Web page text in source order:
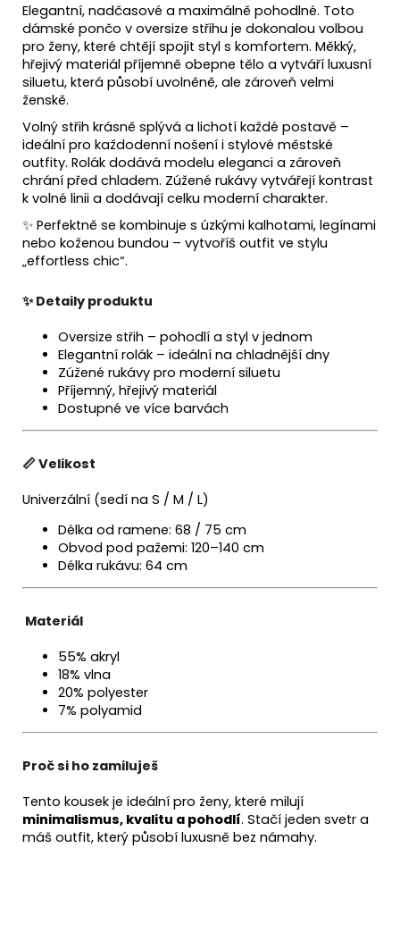
Elegantní, nadčasové a maximálně pohodlné. Toto
dámské pončo v oversize střihu je dokonalou volbou
pro ženy, které chtějí spojit styl s komfortem. Měkký,
hřejivý materiál příjemně obepne tělo a vytváří luxusní
siluetu, která působí uvolněně, ale zároveň velmi
ženskě.
Volný střih krásně splývá a lichotí každé postavě –
ideální pro každodenní nošení i stylové městské
outfity. Rolák dodává modelu eleganci a zároveň
chrání před chladem. Zúžené rukávy vytvářejí kontrast
k volné linii a dodávají celku moderní charakter.
✨ Perfektně se kombinuje s úzkými kalhotami, legínami
nebo koženou bundou – vytvoříš outfit ve stylu
„effortless chic“.
✨Detaily produktu
Oversize střih – pohodlí a styl v jednom
Elegantní rolák – ideální na chladnější dny
Zúžené rukávy pro moderní siluetu
Příjemný, hřejivý materiál
Dostupné ve více barvách
📏Velikost
Univerzální (sedí na S / M / L)
Délka od ramene: 68 / 75 cm
Obvod pod pažemi: 120–140 cm
Délka rukávu: 64 cm
Materiál
55% akryl
18% vlna
20% polyester
7% polyamid
Proč si ho zamiluješ
Tento kousek je ideální pro ženy, které milují
minimalismus, kvalitu a pohodlí. Stačí jeden svetr a
máš outfit, který působí luxusně bez námahy.